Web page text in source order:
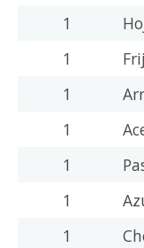
1
1
1
1
1
1
1